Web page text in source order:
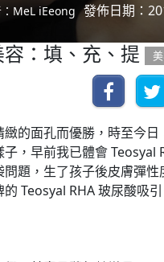
MeL iEeong 發佈日期：
：填、充、提
的面孔而優勝，時至今
，早前我已體會 Teosyal
題，生了孩子後皮膚彈性
Teosyal RHA 玻尿酸吸